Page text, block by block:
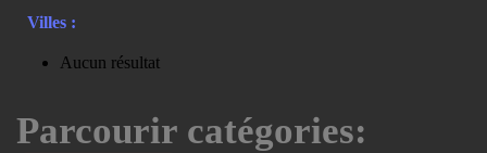
Villes :
Aucun résultat
Parcourir catégories: